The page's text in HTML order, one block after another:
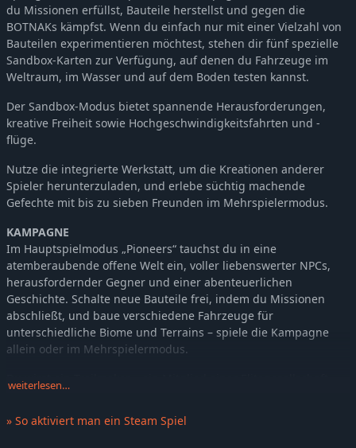
du Missionen erfüllst, Bauteile herstellst und gegen die
BOTNAKs kämpfst. Wenn du einfach nur mit einer Vielzahl von
Bauteilen experimentieren möchtest, stehen dir fünf spezielle
Sandbox-Karten zur Verfügung, auf denen du Fahrzeuge im
Weltraum, im Wasser und auf dem Boden testen kannst.
Der Sandbox-Modus bietet spannende Herausforderungen,
kreative Freiheit sowie Hochgeschwindigkeitsfahrten und -
flüge.
Nutze die integrierte Werkstatt, um die Kreationen anderer
Spieler herunterzuladen, und erlebe süchtig machende
Gefechte mit bis zu sieben Freunden im Mehrspielermodus.
KAMPAGNE
Im Hauptspielmodus „Pioneers“ tauchst du in eine
atemberaubende offene Welt ein, voller liebenswerter NPCs,
herausfordernder Gegner und einer abenteuerlichen
Geschichte. Schalte neue Bauteile frei, indem du Missionen
abschließt, und baue verschiedene Fahrzeuge für
unterschiedliche Biome und Terrains – spiele die Kampagne
allein oder im Mehrspielermodus.
Du wirst ein Trailmaker – ein Mitglied einer Elitegesellschaft
Fröschen, die von den bösen BOTNAKs überfallen wurden.
weiterlesen…
» So aktiviert man ein Steam Spiel